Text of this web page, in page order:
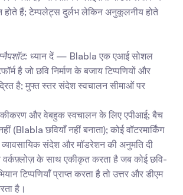
होते हैं; टेम्पलेट्स दुर्लभ लेकिन अनुकूलनीय होते
ध्यान दें — Blabla एक एआई सोशल
है जो छवि निर्माण के बजाय टिप्पणियों और
है; मुफ्त स्तर संदेश स्वचालन सीमाओं पर
और वेबहुक स्वचालन के लिए एपीआई; बैच
(Blabla छवियाँ नहीं बनाता); कोई वॉटरमार्किंग
संदेश और मॉडरेशन की अनुमति दी
वर्कफ़्लोज़ के साथ एकीकृत करता है जब कोई छवि-
टिप्पणियाँ प्राप्त करता है तो उत्तर और डीएम
है।